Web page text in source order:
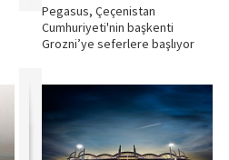
Pegasus, Çeçenistan
Cumhuriyeti'nin başkenti
Grozni’ye seferlere başlıyor